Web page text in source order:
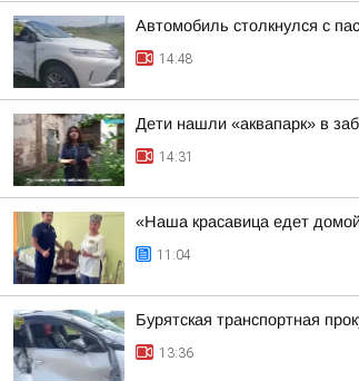
Автомобиль столкнулся с
14:48
Дети нашли «аквапарк» в
14:31
«Наша красавица едет
11:04
Бурятская транспортная
13:36